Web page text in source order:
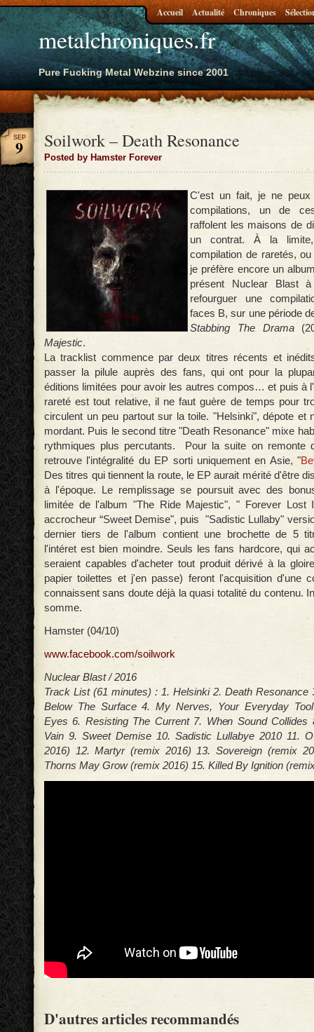
metalchroniques.fr
Pure Fucking Metal Webzine since 2001
Accueil Actualité Chroniques
Soilwork – Death Resonance
Posted by Hamster Forever
SEP
9
C'est un fait, je ne peux
compilations, un de
raffolent les maisons de
un contrat. À la
compilation de raretés,
je préfère encore un
présent Nuclear Blast
refourguer une
faces B, sur une période
Stabbing The Drama
Majestic.
La tracklist commence par deux titres récents et
passer la pilule auprès des fans, qui ont pour la
éditions limitées pour avoir les autres compos… et puis à
rareté est tout relative, il ne faut guère de temps pour
circulent un peu partout sur la toile. "Helsinki", dépote et
mordant. Puis le second titre "Death Resonance" mixe
rythmiques plus percutants. Pour la suite on remonte
retrouve l'intégralité du EP sorti uniquement en Asie, "
Des titres qui tiennent la route, le EP aurait mérité d'être
à l'époque. Le remplissage se poursuit avec des
limitée de l'album "The Ride Majestic", " Forever Lost
accrocheur “Sweet Demise", puis "Sadistic Lullaby"
dernier tiers de l'album contient une brochette de 5
l'intéret est bien moindre. Seuls les fans hardcore, qui
seraient capables d'acheter tout produit dérivé à la
papier toilettes et j'en passe) feront l'acquisition d'une
connaissent sans doute déjà la quasi totalité du contenu.
somme.
Hamster (04/10)
www.facebook.com/soilwork
Nuclear Blast / 2016
Track List (61 minutes) : 1. Helsinki 2. Death Resonance
Below The Surface 4. My Nerves, Your Everyday
Eyes 6. Resisting The Current 7. When Sound Collides
Vain 9. Sweet Demise 10. Sadistic Lullabye 2010 11.
2016) 12. Martyr (remix 2016) 13. Sovereign (remix
Thorns May Grow (remix 2016) 15. Killed By Ignition
D'autres articles recommandés